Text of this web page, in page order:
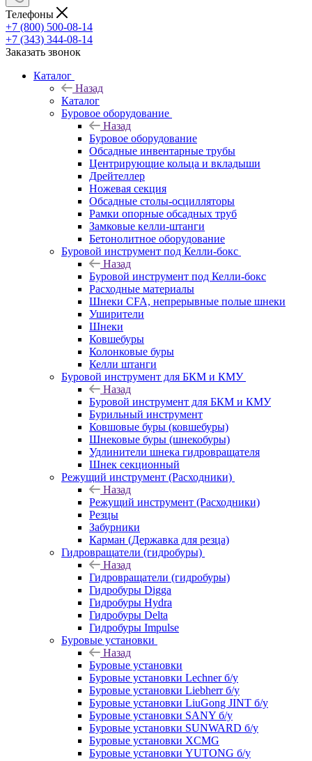
Телефоны
+7 (800) 500-08-14
+7 (343) 344-08-14
Заказать звонок
Каталог
Назад
Каталог
Буровое оборудование
Назад
Буровое оборудование
Обсадные инвентарные трубы
Центрирующие кольца и вкладыши
Дрейтеллер
Ножевая секция
Обсадные столы-осцилляторы
Рамки опорные обсадных труб
Замковые келли-штанги
Бетонолитное оборудование
Буровой инструмент под Келли-бокс
Назад
Буровой инструмент под Келли-бокс
Расходные материалы
Шнеки CFA, непрерывные полые шнеки
Уширители
Шнеки
Ковшебуры
Колонковые буры
Келли штанги
Буровой инструмент для БКМ и КМУ
Назад
Буровой инструмент для БКМ и КМУ
Бурильный инструмент
Ковшовые буры (ковшебуры)
Шнековые буры (шнекобуры)
Удлинители шнека гидровращателя
Шнек секционный
Режущий инструмент (Расходники)
Назад
Режущий инструмент (Расходники)
Резцы
Забурники
Карман (Державка для резца)
Гидровращатели (гидробуры)
Назад
Гидровращатели (гидробуры)
Гидробуры Digga
Гидробуры Hydra
Гидробуры Delta
Гидробуры Impulse
Буровые установки
Назад
Буровые установки
Буровые установки Lechner б/у
Буровые установки Liebherr б/у
Буровые установки LiuGong JINT б/у
Буровые установки SANY б/у
Буровые установки SUNWARD б/у
Буровые установки XCMG
Буровые установки YUTONG б/у